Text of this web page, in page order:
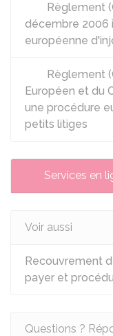
Règlement
décembre 2006
européenne
Règlement
Européen et du
une procédure
petits litiges
Services en
Voir aussi
Recouvrement
payer et
Questions ?